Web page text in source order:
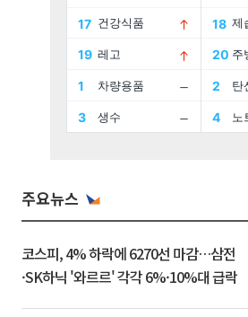
주요뉴스
코스피, 4% 하락에 6270선 마감…삼전
·SK하닉 '와르르' 각각 6%·10%대 급락